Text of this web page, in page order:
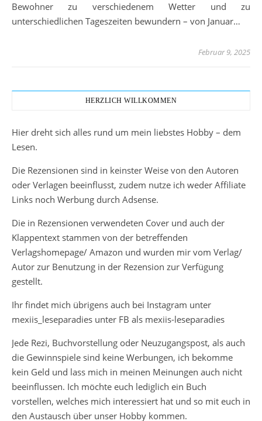
Bewohner zu verschiedenem Wetter und zu
unterschiedlichen Tageszeiten bewundern – von Januar…
Februar 9, 2025
HERZLICH WILLKOMMEN
Hier dreht sich alles rund um mein liebstes Hobby – dem
Lesen.
Die Rezensionen sind in keinster Weise von den Autoren
oder Verlagen beeinflusst, zudem nutze ich weder Affiliate
Links noch Werbung durch Adsense.
Die in Rezensionen verwendeten Cover und auch der
Klappentext stammen von der betreffenden
Verlagshomepage/ Amazon und wurden mir vom Verlag/
Autor zur Benutzung in der Rezension zur Verfügung
gestellt.
Ihr findet mich übrigens auch bei Instagram unter
mexiis_leseparadies unter FB als mexiis-leseparadies
Jede Rezi, Buchvorstellung oder Neuzugangspost, als auch
die Gewinnspiele sind keine Werbungen, ich bekomme
kein Geld und lass mich in meinen Meinungen auch nicht
beeinflussen. Ich möchte euch lediglich ein Buch
vorstellen, welches mich interessiert hat und so mit euch in
den Austausch über unser Hobby kommen.